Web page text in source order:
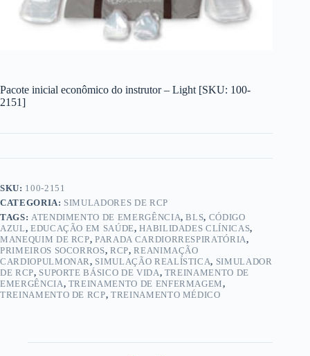
Pacote inicial econômico do instrutor – Light [SKU: 100-
2151]
SKU: 100-2151
CATEGORIA: SIMULADORES DE RCP
TAGS: ATENDIMENTO DE EMERGÊNCIA,BLS, CÓDIGO
AZUL, EDUCAÇÃO EM SAÚDE,HABILIDADES CLÍNICAS,
MANEQUIM DE RCP,PARADA CARDIORRESPIRATÓRIA,
PRIMEIROS SOCORROS,RCP,REANIMAÇÃO
CARDIOPULMONAR, SIMULAÇÃO REALÍSTICA, SIMULADOR
DE RCP, SUPORTE BÁSICO DE VIDA, TREINAMENTO DE
EMERGÊNCIA, TREINAMENTO DE ENFERMAGEM,
TREINAMENTO DE RCP,TREINAMENTO MÉDICO